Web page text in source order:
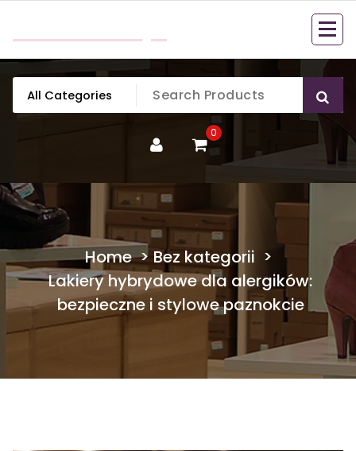
content
0
Home>Bez kategorii >
Lakiery hybrydowe dla alergików:
bezpieczne i stylowe paznokcie